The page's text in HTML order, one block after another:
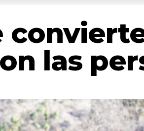
las